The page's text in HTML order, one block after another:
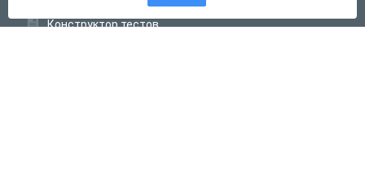
Конструктор тестов